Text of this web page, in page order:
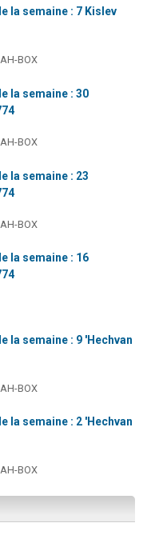
la semaine : 7 Kislev
BOX
la semaine : 30
BOX
la semaine : 23
BOX
la semaine : 16
la semaine : 9 'Hechvan
BOX
la semaine : 2 'Hechvan
BOX